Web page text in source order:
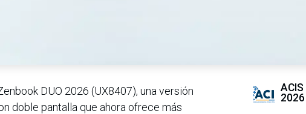
DUO 2026 (UX8407), una versión
doble pantalla que ahora ofrece más
ACIS
2026